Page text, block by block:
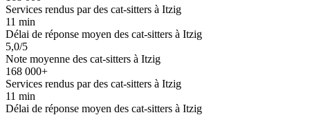
Services rendus par des cat-sitters à Itzig
11 min
Délai de réponse moyen des cat-sitters à Itzig
5,0/5
Note moyenne des cat-sitters à Itzig
168 000+
Services rendus par des cat-sitters à Itzig
11 min
Délai de réponse moyen des cat-sitters à Itzig